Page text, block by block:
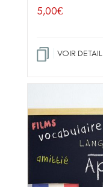
5,00€
VOIR DETAIL